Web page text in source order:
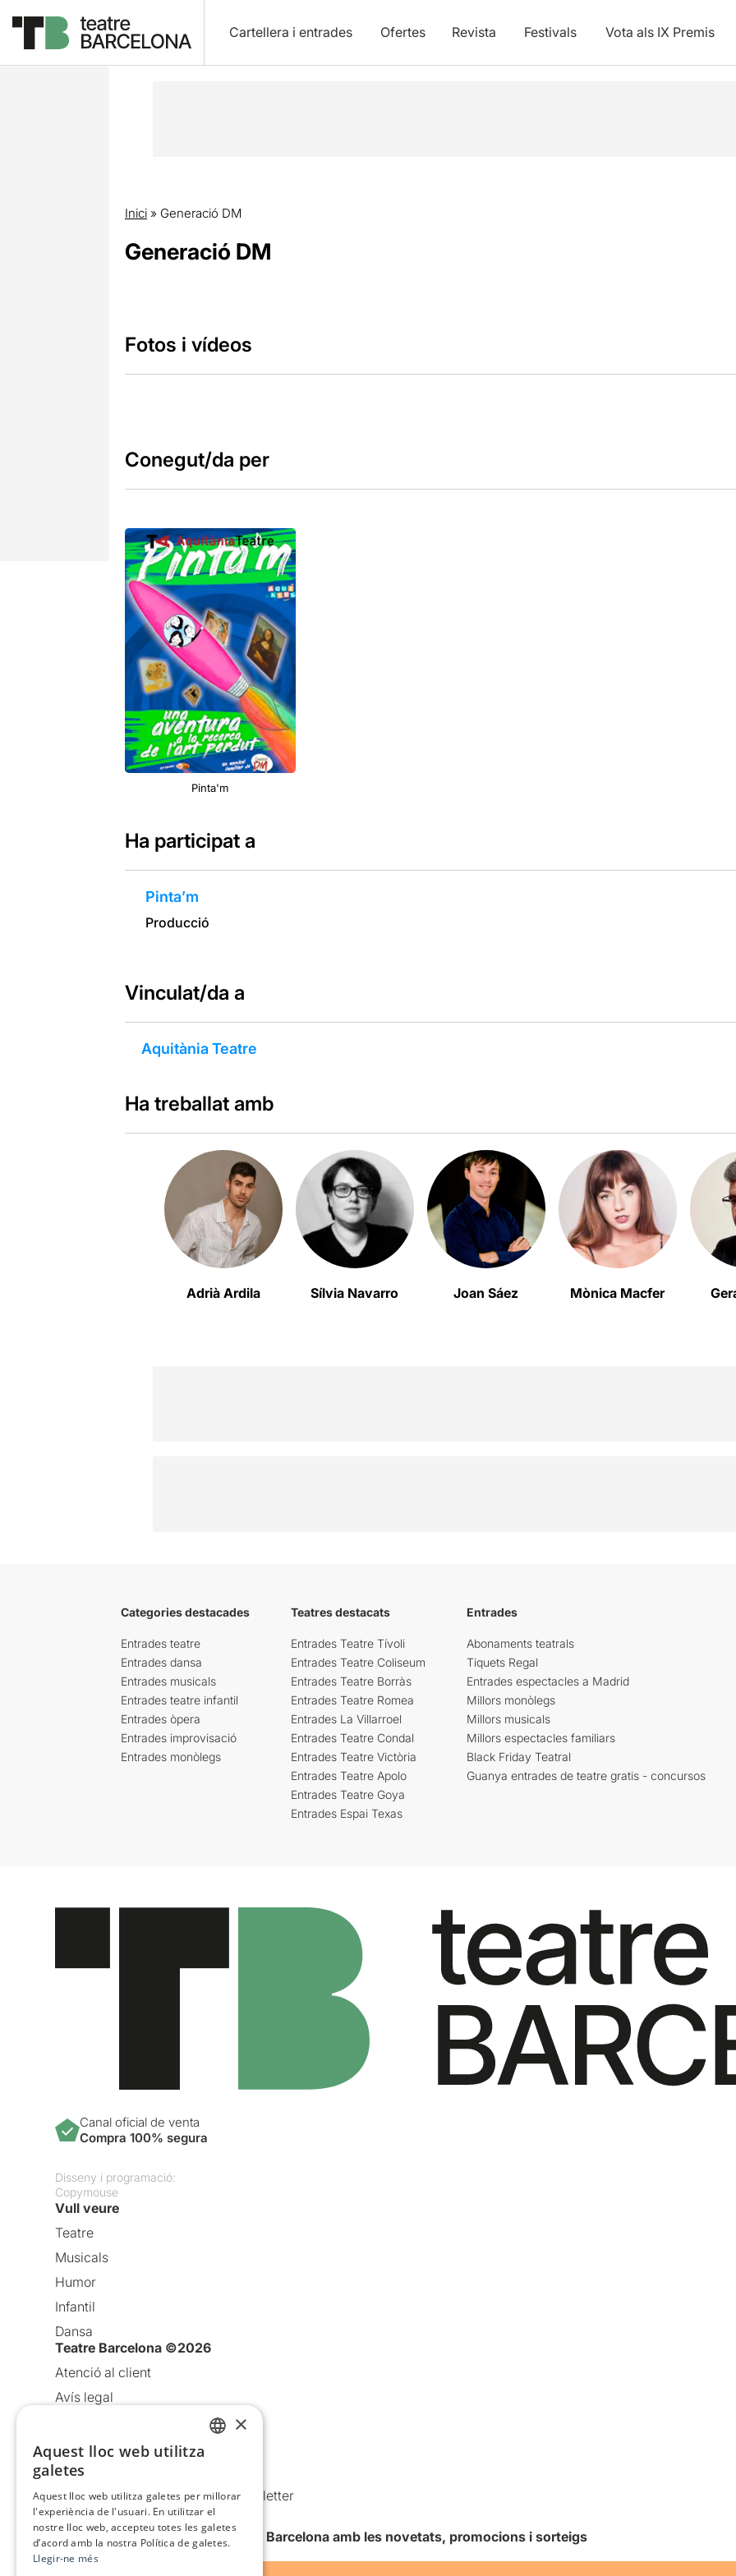
Cartellera i entrades Ofertes Revista Festivals Vota als IX Premis
Inici» Generació DM
Generació DM
Fotos i vídeos
Conegut/da per
Pinta'm
Ha participat a
Pinta’m
Producció
Vinculat/da a
Aquitània Teatre
Ha treballat amb
Adrià Ardila Sílvia Navarro Joan Sáez Mònica Macfer
Categories destacades
Entrades teatre
Entrades dansa
Entrades musicals
Entrades teatre infantil
Entrades òpera
Entrades improvisació
Entrades monòlegs
Teatres destacats
Entrades Teatre Tívoli
Entrades Teatre Coliseum
Entrades Teatre Borràs
Entrades Teatre Romea
Entrades La Villarroel
Entrades Teatre Condal
Entrades Teatre Victòria
Entrades Teatre Apolo
Entrades Teatre Goya
Entrades Espai Texas
Entrades
Abonaments teatrals
Tiquets Regal
Entrades espectacles a Madrid
Millors monòlegs
Millors musicals
Millors espectacles familiars
Black Friday Teatral
Guanya entrades de teatre gratis - concursos
Canal oficial de venta
Compra 100% segura
Disseny i programació:
Copymouse
Vull veure
Teatre
Musicals
Humor
Infantil
Dansa
Teatre Barcelona ©2026
Atenció al client
Avís legal
Política de cookies
Condicions d’ús
Comunicacions comercials i Newsletter
Anuncia’t
Vull rebre la newsletter de Teatre Barcelona amb les novetats, promocions i sorteigs
×
Aquest lloc web utilitza
galetes
Aquest lloc web utilitza galetes per millorar
l'experiència de l'usuari. En utilitzar el
nostre lloc web, accepteu totes les galetes
d’acord amb la nostra Política de galetes.
Llegir-ne més